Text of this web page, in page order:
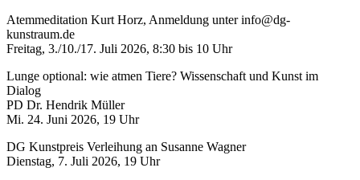
Atemmeditation Kurt Horz, Anmeldung unter info@dg-
kunstraum.de
Freitag, 3./10./17. Juli 2026, 8:30 bis 10 Uhr
Lunge optional: wie atmen Tiere? Wissenschaft und Kunst im
Dialog
PD Dr. Hendrik Müller
Mi. 24. Juni 2026, 19 Uhr
DG Kunstpreis Verleihung an Susanne Wagner
Dienstag, 7. Juli 2026, 19 Uhr